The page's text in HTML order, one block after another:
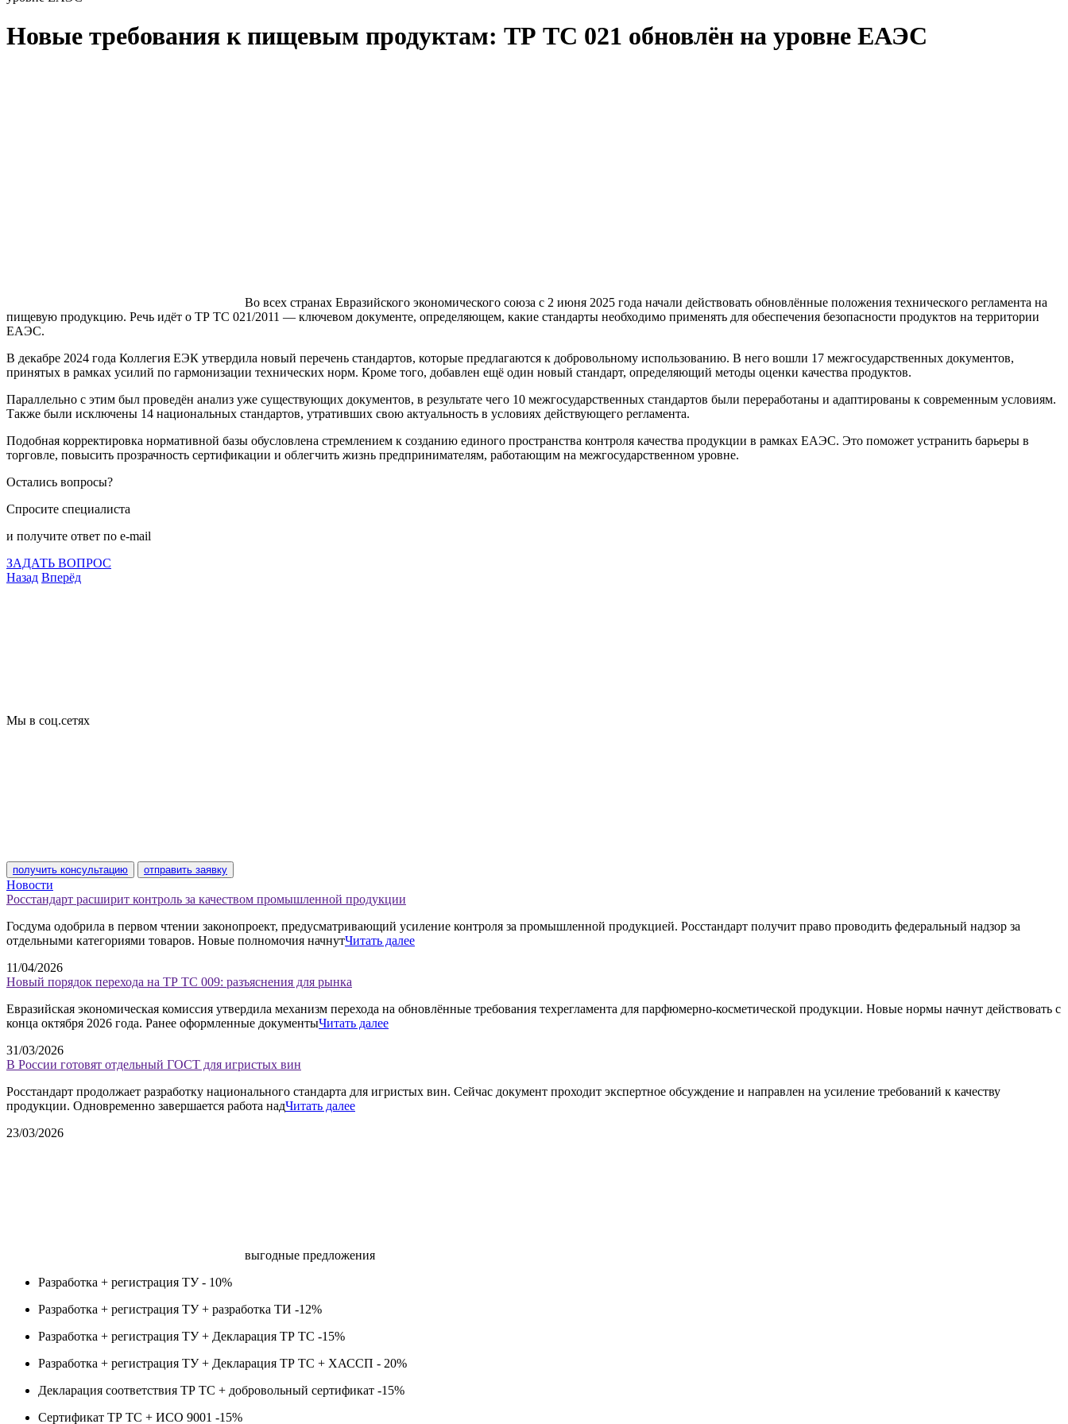
Новые требования к пищевым продуктам: ТР ТС 021 обновлён на уровне ЕАЭС
Во всех странах Евразийского экономического союза с 2 июня 2025 года начали действовать обновлённые положения технического регламента на
пищевую продукцию. Речь идёт о ТР ТС 021/2011 — ключевом документе, определяющем, какие стандарты необходимо применять для обеспечения безопасности продуктов на территории
ЕАЭС.
В декабре 2024 года Коллегия ЕЭК утвердила новый перечень стандартов, которые предлагаются к добровольному использованию. В него вошли 17 межгосударственных документов,
принятых в рамках усилий по гармонизации технических норм. Кроме того, добавлен ещё один новый стандарт, определяющий методы оценки качества продуктов.
Параллельно с этим был проведён анализ уже существующих документов, в результате чего 10 межгосударственных стандартов были переработаны и адаптированы к современным условиям.
Также были исключены 14 национальных стандартов, утративших свою актуальность в условиях действующего регламента.
Подобная корректировка нормативной базы обусловлена стремлением к созданию единого пространства контроля качества продукции в рамках ЕАЭС. Это поможет устранить барьеры в
торговле, повысить прозрачность сертификации и облегчить жизнь предпринимателям, работающим на межгосударственном уровне.
Остались вопросы?
Спросите специалиста
и получите ответ по e-mail
ЗАДАТЬ ВОПРОС
Назад Вперёд
Мы в соц.сетях
получить консультацию отправить заявку
Новости
Росстандарт расширит контроль за качеством промышленной продукции
Госдума одобрила в первом чтении законопроект, предусматривающий усиление контроля за промышленной продукцией. Росстандарт получит право проводить федеральный надзор за
отдельными категориями товаров. Новые полномочия начнутЧитать далее
11/04/2026
Новый порядок перехода на ТР ТС 009: разъяснения для рынка
Евразийская экономическая комиссия утвердила механизм перехода на обновлённые требования техрегламента для парфюмерно-косметической продукции. Новые нормы начнут действовать с
конца октября 2026 года. Ранее оформленные документыЧитать далее
31/03/2026
В России готовят отдельный ГОСТ для игристых вин
Росстандарт продолжает разработку национального стандарта для игристых вин. Сейчас документ проходит экспертное обсуждение и направлен на усиление требований к качеству
продукции. Одновременно завершается работа надЧитать далее
23/03/2026
выгодные предложения
Разработка + регистрация ТУ - 10%
Разработка + регистрация ТУ + разработка ТИ -12%
Разработка + регистрация ТУ + Декларация ТР ТС -15%
Разработка + регистрация ТУ + Декларация ТР ТС + ХАССП - 20%
Декларация соответствия ТР ТС + добровольный сертификат -15%
Сертификат ТР ТС + ИСО 9001 -15%